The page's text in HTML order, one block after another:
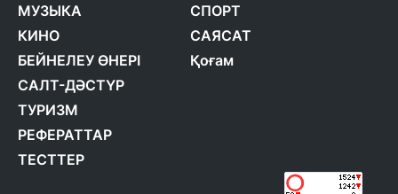
МУЗЫКА
КИНО
БЕЙНЕЛЕУ ӨНЕРІ
САЛТ-ДӘСТҮР
ТУРИЗМ
РЕФЕРАТТАР
ТЕСТТЕР
СПОРТ
САЯСАТ
Қоғам